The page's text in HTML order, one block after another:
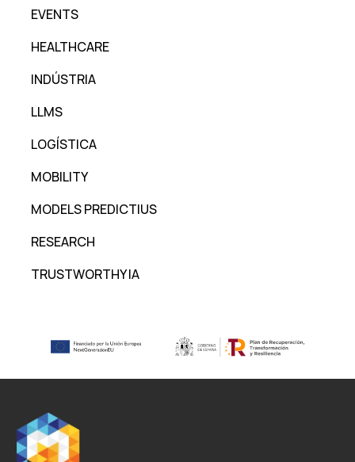
EVENTS
HEALTHCARE
INDÚSTRIA
LLMS
LOGÍSTICA
MOBILITY
MODELS PREDICTIUS
RESEARCH
TRUSTWORTHY IA